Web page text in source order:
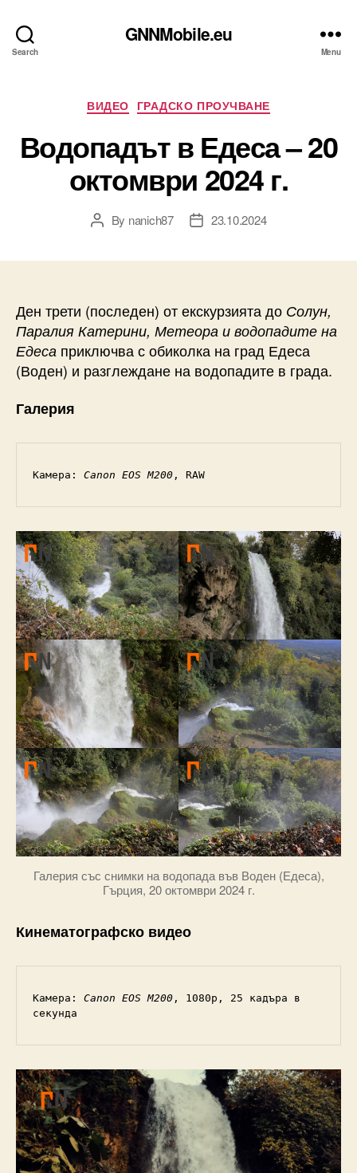
Search
GNNMobile.eu
Menu
Categories
ВИДЕО ГРАДСКО ПРОУЧВАНЕ
Водопадът в Едеса – 20
октомври 2024 г.
PostBy nanich87
Post23.10.2024
Ден трети (последен) от екскурзията до Солун,
Паралия Катерини, Метеора и водопадите на
Едеса приключва с обиколка на град Едеса
(Воден) и разглеждане на водопадите в града.
Галерия
Камера: Canon EOS M200 , RAW
Галерия със снимки на водопада във Воден (Едеса),
Гърция, 20 октомври 2024 г.
Кинематографско видео
Камера: Canon EOS M200 , 1080p, 25 кадъра в
секунда